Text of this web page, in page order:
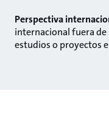
Perspectiva
internacional fuera de
estudios o proyectos